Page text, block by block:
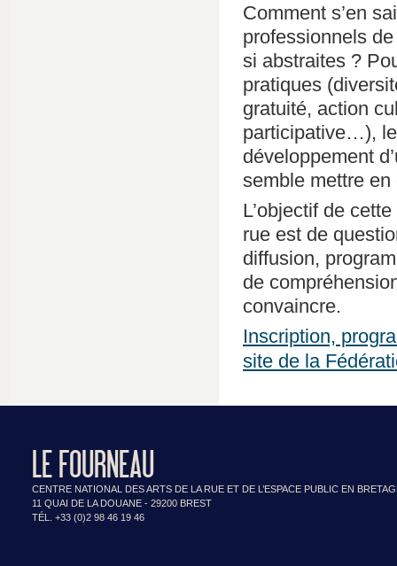
Comment s’en
professionnels
si abstraites ?
pratiques
gratuité, action
participative…),
développement
semble mettre
L’objectif de
rue est de
diffusion,
de
convaincre.
Inscription,
site de la
LE FOURNEAU
CENTRE NATIONAL DES ARTS DE LA RUE ET DE L’ESPACE PUBLIC EN
11 QUAI DE LA DOUANE - 29200 BREST
TÉL. +33 (0)2 98 46 19 46